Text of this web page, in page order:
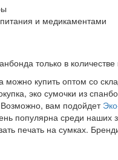
питания и медикаментами
только в
купить оптом со
эко сумочки из
Возможно, вам подойдет
популярна среди наших
печать на сумках.